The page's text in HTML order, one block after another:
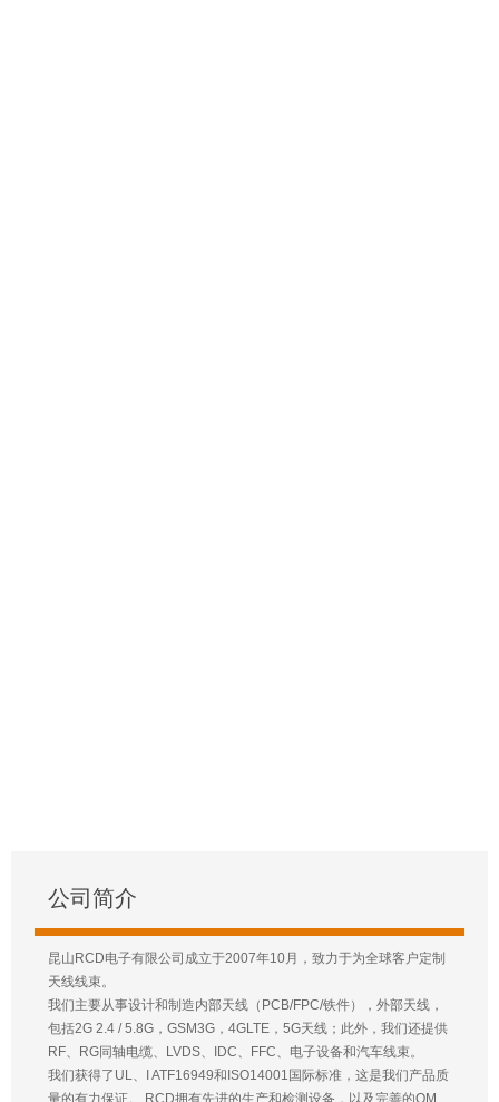
公司简介
昆山RCD电子有限公司成立于2007年10月，致力于为全球客户定制
天线线束。
我们主要从事设计和制造内部天线（PCB/FPC/铁件），外部天线，
包括2G 2.4 / 5.8G，GSM3G，4GLTE，5G天线；此外，我们还提供
RF、RG同轴电缆、LVDS、IDC、FFC、电子设备和汽车线束。
我们获得了UL、I ATF16949和ISO14001国际标准，这是我们产品质
量的有力保证。 RCD拥有先进的生产和检测设备，以及完善的QM